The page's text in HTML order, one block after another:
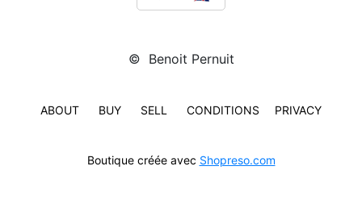
© Benoit Pernuit
ABOUT BUY SELL CONDITIONS PRIVACY
Boutique créée avec Shopreso.com